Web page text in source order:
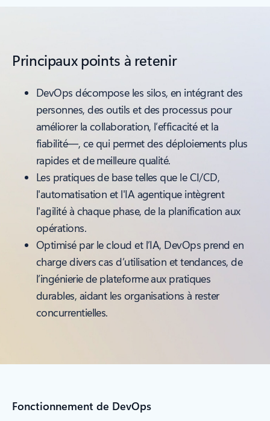
Principaux points à retenir
DevOps décompose les silos, en intégrant des
personnes, des outils et des processus pour
améliorer la collaboration, l’efficacité et la
fiabilité—, ce qui permet des déploiements plus
rapides et de meilleure qualité.
Les pratiques de base telles que le CI/CD,
l'automatisation et l'IA agentique intègrent
l'agilité à chaque phase, de la planification aux
opérations.
Optimisé par le cloud et l’IA, DevOps prend en
charge divers cas d’utilisation et tendances, de
l’ingénierie de plateforme aux pratiques
durables, aidant les organisations à rester
concurrentielles.
Fonctionnement de DevOps